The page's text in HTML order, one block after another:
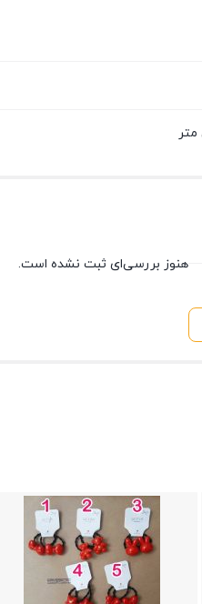
هنوز بررسی‌ای ثبت نشده است.